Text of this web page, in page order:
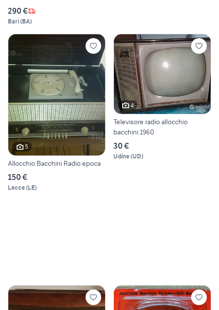
290 €
Bari(BA)
5
Allocchio Bacchini Radio epoca
150 €
Lecce(LE)
4
Televisore radio allocchio
bacchini 1960
30 €
Udine(UD)